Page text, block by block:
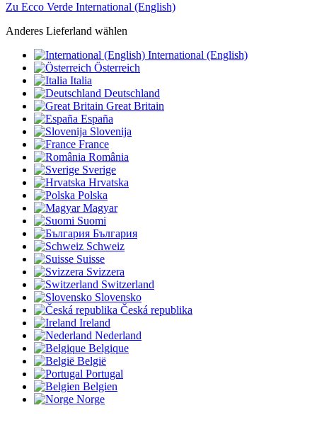
Zu Ecco Verde International (English)
Anderes Lieferland wählen
International (English)
Österreich
Italia
Deutschland
Great Britain
España
Slovenija
France
România
Sverige
Hrvatska
Polska
Magyar
Suomi
България
Schweiz
Suisse
Svizzera
Switzerland
Slovensko
Česká republika
Ireland
Nederland
Belgique
België
Portugal
Belgien
Norge